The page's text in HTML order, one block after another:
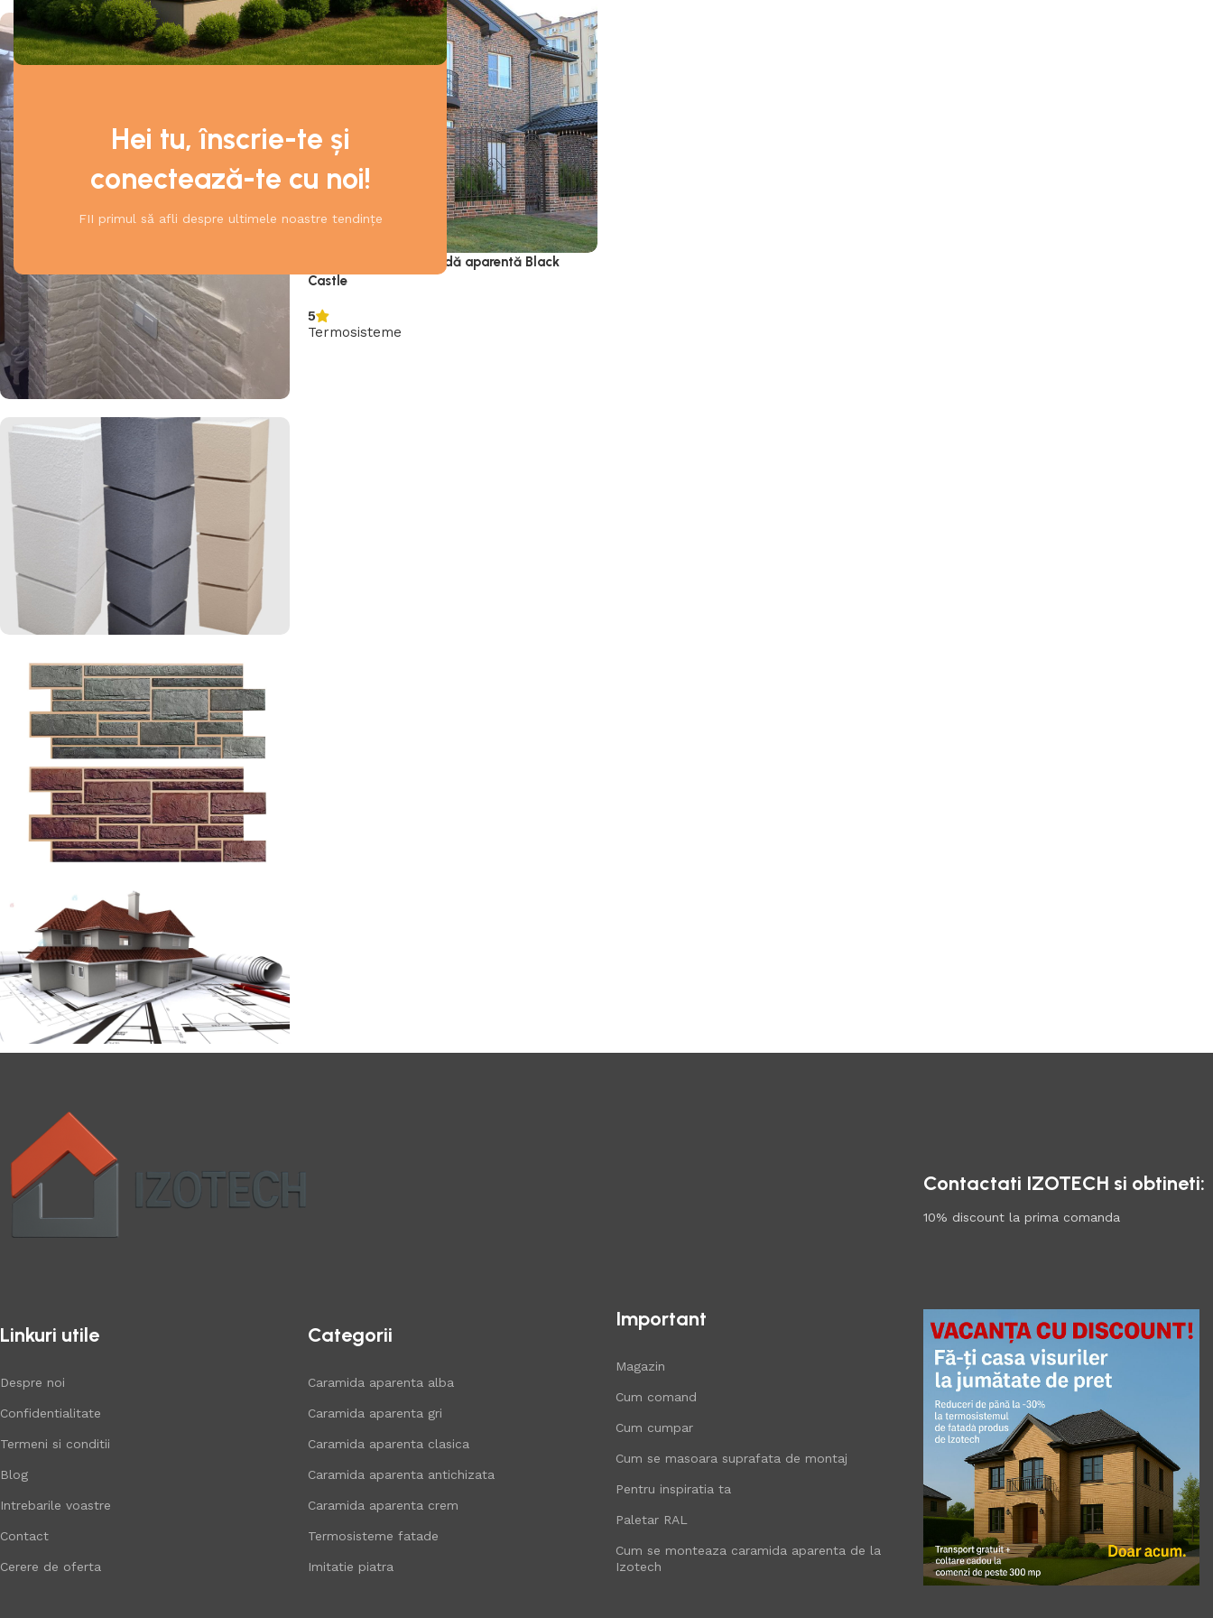
Hei tu, înscrie-te și
conectează-te cu noi!
FII primul să afli despre ultimele noastre tendințe
Caramida aparenta alba
Discount 10%
Cumpara acum
Coltare decorative pentru
fatade
Discount 10%
Cumpara acum
Imitatie piatra cu rol de
termoizolare fatade,
garduri si socluri
Discount 10%
Cumpara acum
gratuita
Servicii
Termosisteme cărămidă aparentă Black
Castle
5
Termosisteme
Linkuri utile
Despre noi
Confidentialitate
Termeni si conditii
Blog
Intrebarile voastre
Contact
Cerere de oferta
Categorii
Caramida aparenta alba
Caramida aparenta gri
Caramida aparenta clasica
Caramida aparenta antichizata
Caramida aparenta crem
Termosisteme fatade
Imitatie piatra
Important
Magazin
Cum comand
Cum cumpar
Cum se masoara suprafata de montaj
Pentru inspiratia ta
Paletar RAL
Cum se monteaza caramida aparenta de la
Izotech
Contactati IZOTECH si obtineti:
10% discount la prima comanda